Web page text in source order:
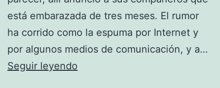
está embarazada de tres meses. El rumor
ha corrido como la espuma por Internet y
por algunos medios de comunicación, y a…
Seguir leyendo